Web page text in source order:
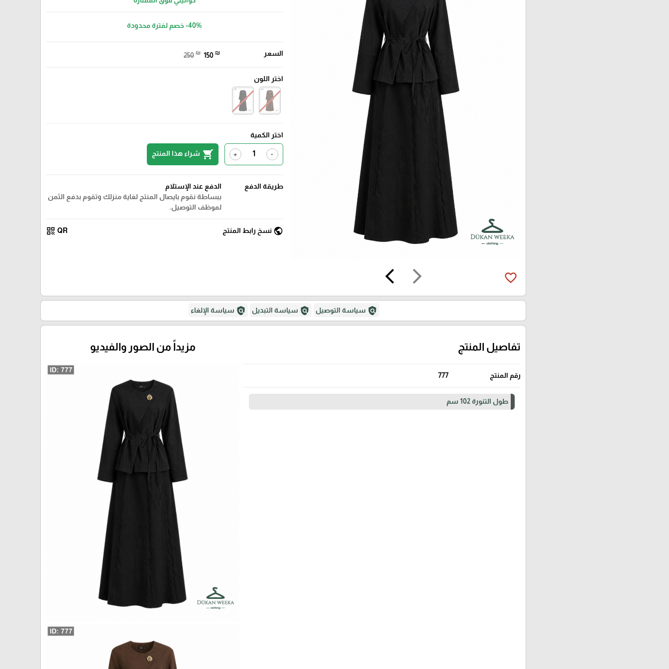
arrow_forward_ios
arrow_back_ios favorite_border
-40%خصم لفترة محدودة
السعر 250 ₪ 150 ₪
اختر اللون
اختر الكمية
-
+
shopping_cart شراء هذا المنتج
طريقة الدفع
الدفع عند الإستلام
ببساطة نقوم بايصال المنتج لغاية منزلك وتقوم بدفع الثمن
لموظف التوصيل.
public نسخ رابط المنتج QR
qr_code
policy سياسة التوصيل policy سياسة التبديل policy سياسة الإلغاء
تفاصيل المنتج
رقم المنتج 777
طول التنورة 102 سم
مزيداً من الصور والفيديو